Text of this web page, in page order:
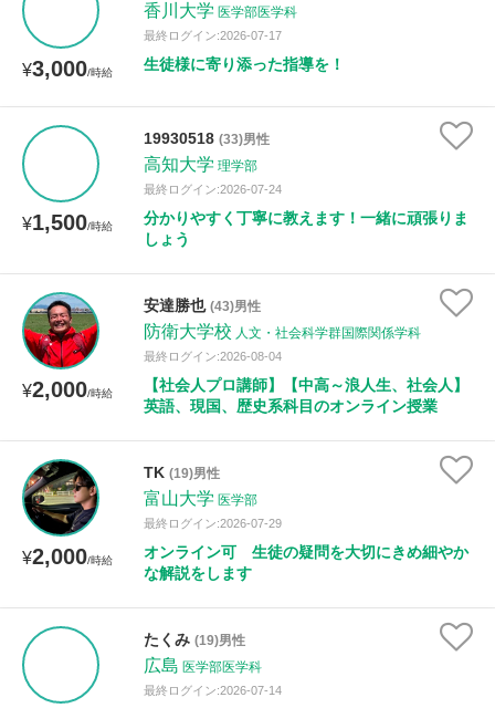
¥3,000/時給
香川大学 医学部医学科
最終ログイン:2026-07-17
生徒様に寄り添った指導を！
¥1,500/時給
19930518 (33)男性
高知大学 理学部
最終ログイン:2026-07-24
分かりやすく丁寧に教えます！一緒に頑張りま
しょう
¥2,000/時給
安達勝也 (43)男性
防衛大学校 人文・社会科学群国際関係学科
最終ログイン:2026-08-04
【社会人プロ講師】【中高～浪人生、社会人】
英語、現国、歴史系科目のオンライン授業
¥2,000/時給
TK (19)男性
富山大学 医学部
最終ログイン:2026-07-29
オンライン可 生徒の疑問を大切にきめ細やか
な解説をします
たくみ (19)男性
広島 医学部医学科
最終ログイン:2026-07-14